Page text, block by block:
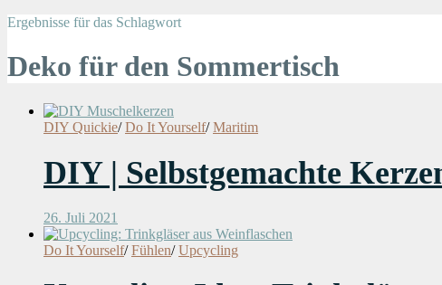
Ergebnisse für das Schlagwort
Deko für den Sommertisch
DIY Quickie/ Do It Yourself/ Maritim
DIY | Selbstgemachte
26. Juli 2021
Do It Yourself/ Fühlen/ Upcycling